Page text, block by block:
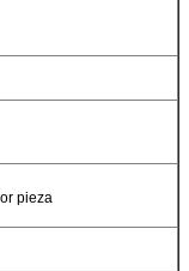
pieza